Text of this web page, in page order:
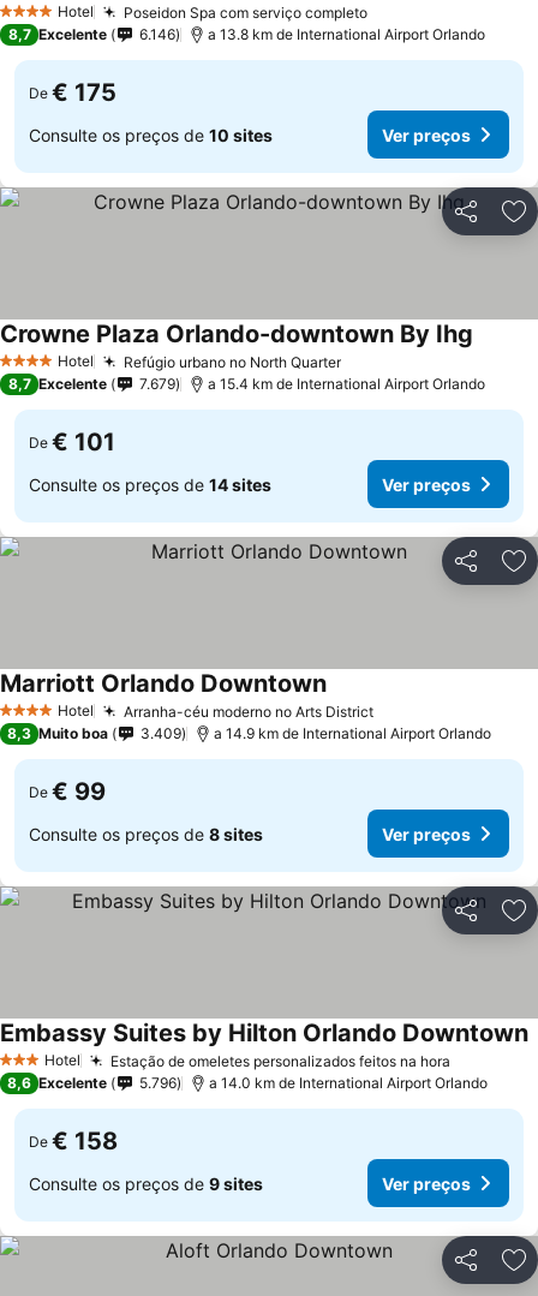
4 EstrelasHotel Poseidon Spa com serviço completoVer preços
Ver preços
8,7 Excelente 6.146 a 13.8 km de International Airport Orlando
De € 175
Consulte os preços de 10 sites Ver preços
Partilhar
4 EstrelasHotel Refúgio urbano no North QuarterVer preços
Crowne Plaza Orlando-downtown By Ihg
8,7 Excelente 7.679 a 15.4 km de International Airport Orlando
De € 101
Consulte os preços de 14 sites Ver preços
Partilhar
4 EstrelasHotel Arranha-céu moderno no Arts DistrictVer preços
Marriott Orlando DowntownVer preços
8,3 Muito boa 3.409 a 14.9 km de International Airport Orlando
De € 99
Consulte os preços de 8 sites Ver preços
Partilhar
3 EstrelasHotel Estação de omeletes personalizados feitos na hora
Embassy Suites by Hilton Orlando Downtown
8,6 Excelente 5.796 a 14.0 km de International Airport Orlando
De € 158
Consulte os preços de 9 sites Ver preços
Partilhar